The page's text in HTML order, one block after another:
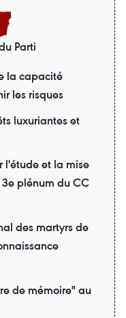
Parti
la capacité
les risques
luxuriantes et
l'étude et la mise
plénum du CC
des martyrs de
de mémoire" au